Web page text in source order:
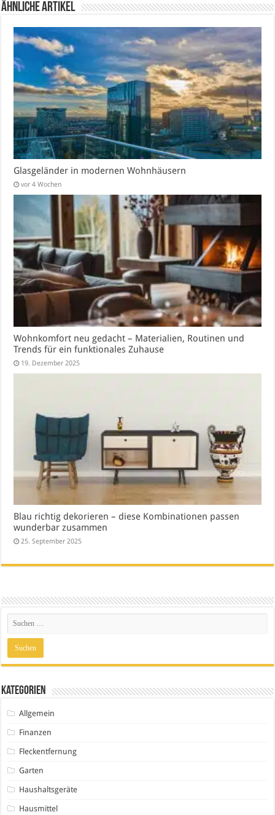
Ähnliche Artikel
Glasgeländer in modernen Wohnhäusern
vor 4 Wochen
Wohnkomfort neu gedacht – Materialien, Routinen und
Trends für ein funktionales Zuhause
19. Dezember 2025
Blau richtig dekorieren – diese Kombinationen passen
wunderbar zusammen
25. September 2025
Kategorien
Allgemein
Finanzen
Fleckentfernung
Garten
Haushaltsgeräte
Hausmittel